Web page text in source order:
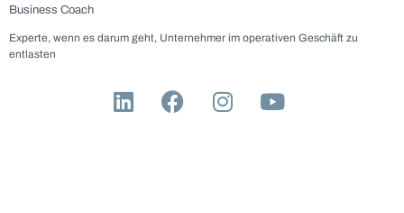
Business Coach
Experte, wenn es darum geht, Unternehmer im operativen Geschäft zu
entlasten